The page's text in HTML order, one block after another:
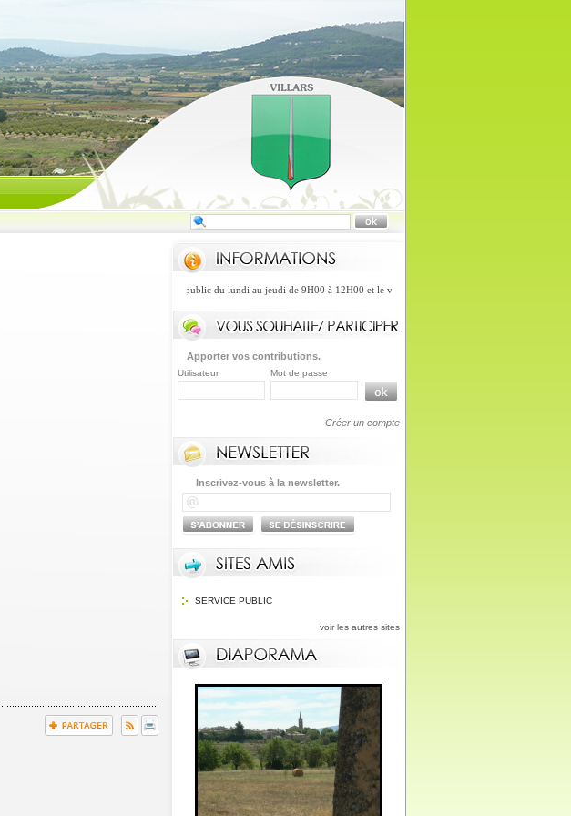
La mairie est ouverte au public du lundi au jeudi de 9H00 à 12H00 et le vendredi de 9H00 à 12H et de 13H30 à
Apporter vos contributions.
Utilisateur Mot de passe
Créer un compte
Inscrivez-vous à la newsletter.
SERVICE PUBLIC
voir les autres sites